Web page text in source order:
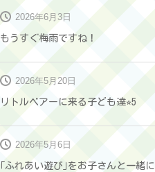
もうすぐ梅雨ですね！
2026年6月3日
リトルベアーに来る子ども達⭐︎5
2026年5月20日
｢ふれあい遊び｣をお子さんと一緒に
2026年5月6日